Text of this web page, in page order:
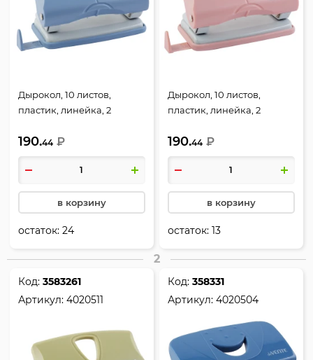
Дырокол, 10 листов,
пластик, линейка, 2
цвет сумеречный синий,
sigNATURE, deVENTE,
4020509
190.44 ₽
в корзину
остаток:24
Дырокол, 10 листов,
пластик, линейка, 2
цвет пудрово-розовый,
sigNATURE, deVENTE,
4020510
190.44 ₽
в корзину
остаток:13
2
Код:3583261
Артикул:4020511
Код:358331
Артикул:4020504